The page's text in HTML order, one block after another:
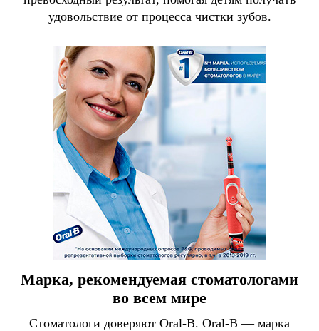
удовольствие от процесса чистки зубов.
Марка, рекомендуемая стоматологами
во всем мире
Стоматологи доверяют Oral-B. Oral-B — марка